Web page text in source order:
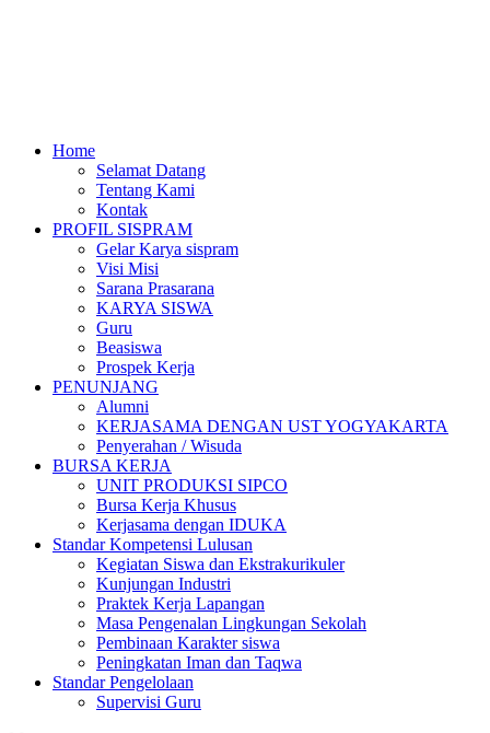
Home
Selamat Datang
Tentang Kami
Kontak
PROFIL SISPRAM
Gelar Karya sispram
Visi Misi
Sarana Prasarana
KARYA SISWA
Guru
Beasiswa
Prospek Kerja
PENUNJANG
Alumni
KERJASAMA DENGAN UST YOGYAKARTA
Penyerahan / Wisuda
BURSA KERJA
UNIT PRODUKSI SIPCO
Bursa Kerja Khusus
Kerjasama dengan IDUKA
Standar Kompetensi Lulusan
Kegiatan Siswa dan Ekstrakurikuler
Kunjungan Industri
Praktek Kerja Lapangan
Masa Pengenalan Lingkungan Sekolah
Pembinaan Karakter siswa
Peningkatan Iman dan Taqwa
Standar Pengelolaan
Supervisi Guru